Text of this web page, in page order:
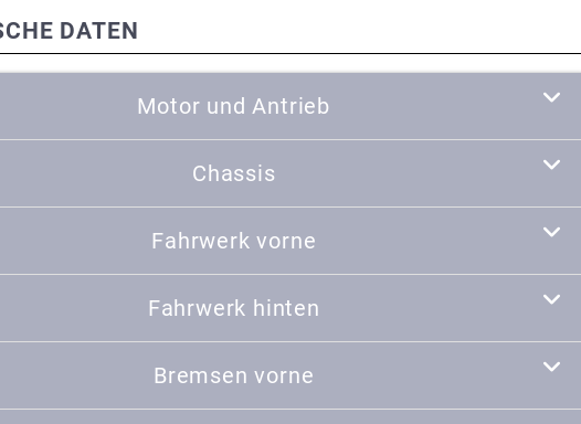
DATEN
Motor und Antrieb
Chassis
Fahrwerk vorne
Fahrwerk hinten
Bremsen vorne